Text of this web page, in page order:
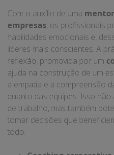
Com o auxílio de uma
empresas, os profissionais
habilidades emocionais e,
líderes mais conscientes. A
reflexão, promovida por um
ajuda na construção de um
a empatia e a compreensão
quanto das equipes. Isso
de trabalho, mas também
tomar decisões que
todo.